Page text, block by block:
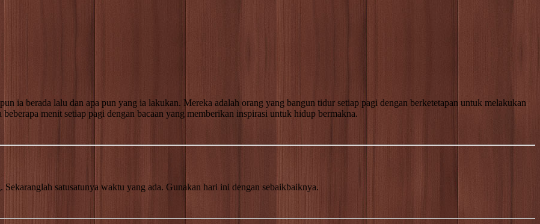
ia berada lalu dan apa pun yang ia lakukan. Mereka adalah orang yang bangun tidur setiap pagi dengan berketetapan untuk melakukan
menit setiap pagi dengan bacaan yang memberikan inspirasi untuk hidup bermakna.
satu­satunya waktu yang ada. Gunakan hari ini dengan sebaik­baiknya.